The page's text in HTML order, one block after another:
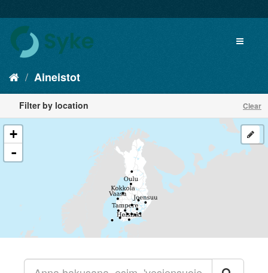
Aineistot
Filter by location Clear
+
-